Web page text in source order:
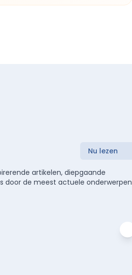
Nu lezen
artikelen, diepgaande
door de meest actuele onderwerpen